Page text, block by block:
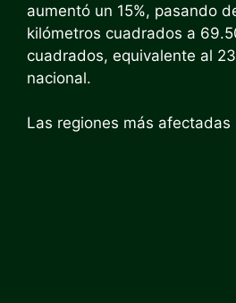
aumentó un 15%, pasando
kilómetros cuadrados a
cuadrados, equivalente al
nacional.
Las regiones más afectadas